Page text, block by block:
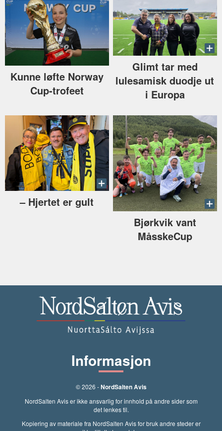
Kunne løfte Norway
Cup-trofeet
Glimt tar med
lulesamisk duodje ut
i Europa
–⁠ Hjertet er gult
Bjørkvik vant
MåsskeCup
Informasjon
© 2026 -NordSalten Avis
NordSalten Avis er ikke ansvarlig for innhold på andre sider som
det lenkes til.
Kopiering av materiale fra NordSalten Avis for bruk andre steder er